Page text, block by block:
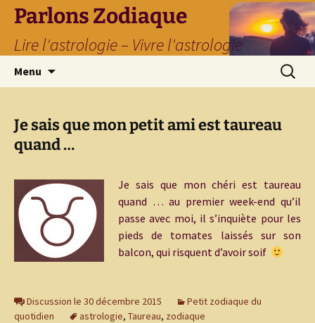
Parlons Zodiaque
Lire l'astrologie – Vivre l'astrologie
Menu
Je sais que mon petit ami est taureau
quand …
Je sais que mon chéri est taureau
quand … au premier week-end qu’il
passe avec moi, il s’inquiète pour les
pieds de tomates laissés sur son
balcon, qui risquent d’avoir soif
Discussion le 30 décembre 2015
Petit zodiaque du
quotidien
astrologie, Taureau, zodiaque